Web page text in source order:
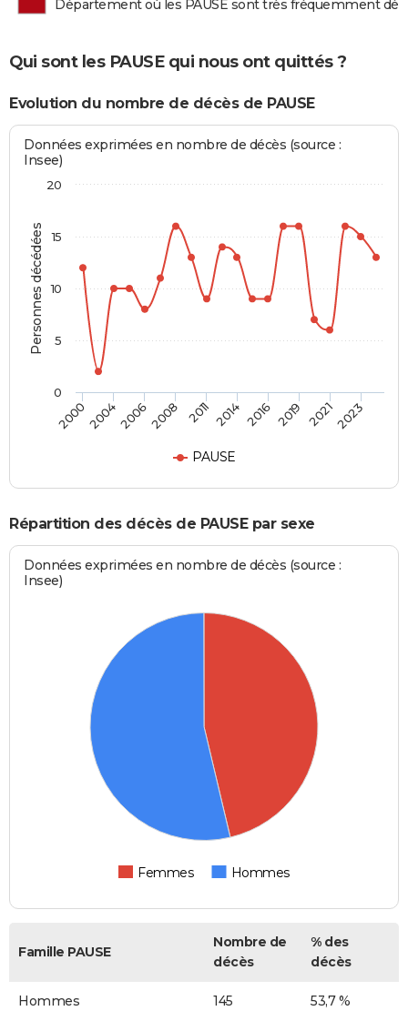
Département où les PAUSE sont très fréquemment
Qui sont les PAUSE qui nous ont quittés ?
Evolution du nombre de décès de PAUSE
Personnes décédées
Données exprimées en nombre de décès (source :
Insee)
PAUSE
2000200420062008 2011 2014 2016 2019 20212023
0
5
10
15
20
Répartition des décès de PAUSE par sexe
Données exprimées en nombre de décès (source :
Insee)
Femmes Hommes
Famille PAUSE
Nombre de
décès
% des
décès
Hommes 145 53,7 %